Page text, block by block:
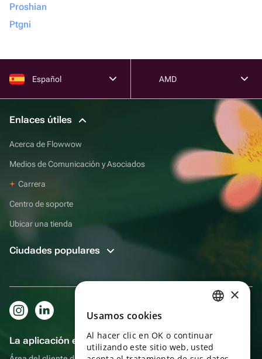
Proshian
Ptgni
Español AMD
Enlaces útiles
Acerca de Flowwow
Medios de Comunicación y Asociados
Carrera
Centro de soporte
Ubicar una tienda
Ciudades populares
La aplicación es aún más práctica. ENGLISH
UKRAINIAN
×
Usamos cookies
Al hacer clic en OK o continuar
utilizando este sitio web, usted